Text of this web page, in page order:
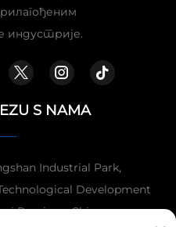
индустрије.
S NAMA
Industrial Park,
Development
Province, China.